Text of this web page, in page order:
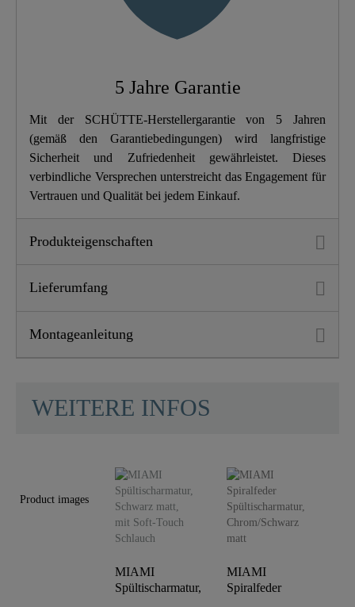
5,5 Cm
Länge 26,5 Cm
Geschirrbrause Ja
5 Jahre Garantie
Mit der SCHÜTTE-Herstellergarantie von 5 Jahren
(gemäß den Garantiebedingungen) wird langfristige
Sicherheit und Zufriedenheit gewährleistet. Dieses
verbindliche Versprechen unterstreicht das Engagement für
Vertrauen und Qualität bei jedem Einkauf.
Produkteigenschaften
Lieferumfang
Montageanleitung
WEITERE INFOS
Product images
MIAMI
Spültischarmatur,
MIAMI
Spiralfeder